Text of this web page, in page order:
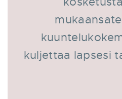
kuljettaa lapsesi